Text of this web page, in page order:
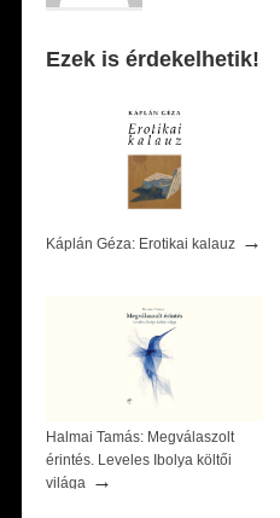
Ezek is érdekelhetik!
Káplán Géza: Erotikai kalauz→
Halmai Tamás: Megválaszolt
érintés. Leveles Ibolya költői
világa
→